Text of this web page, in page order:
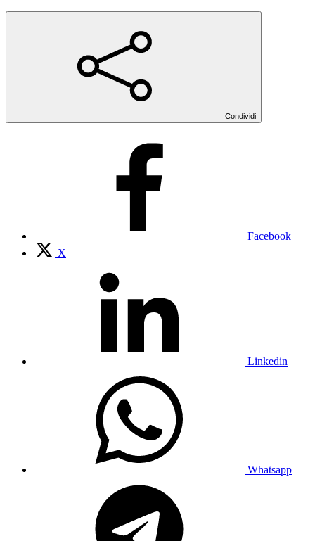
Condividi
Facebook
X
Linkedin
Whatsapp